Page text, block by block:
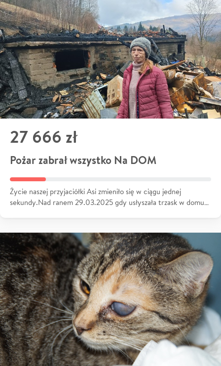
27 666 zł
Pożar zabrał wszystko Na DOM
Życie naszej przyjaciółki Asi zmieniło się w ciągu jednej
sekundy.Nad ranem 29.03.2025 gdy usłyszała trzask w domu…